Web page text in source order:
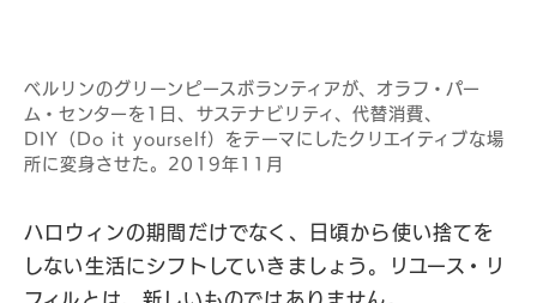
ベルリンのグリーンピースボランティアが、オラフ・パー
ム・センターを1日、サステナビリティ、代替消費、
DIY（Do it yourself）をテーマにしたクリエイティブな場
所に変身させた。2019年11月
ハロウィンの期間だけでなく、日頃から使い捨てを
しない生活にシフトしていきましょう。リユース・リ